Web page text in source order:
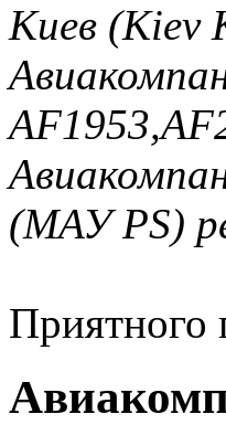
Киев (Kiev
(МАУ PS)
Приятного